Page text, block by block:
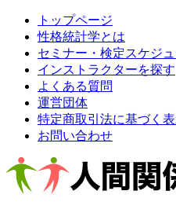
トップページ
性格統計学とは
セミナー・検定スケジ
インストラクターを探す
よくある質問
運営団体
特定商取引法に基づく
お問い合わせ